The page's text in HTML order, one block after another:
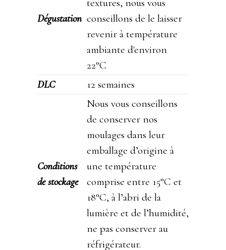
Dégustation
textures, nous vous
conseillons de le laisser
revenir à température
ambiante d'environ
22°C
DLC
12 semaines
Conditions
de stockage
Nous vous conseillons
de conserver nos
moulages dans leur
emballage d’origine à
une température
comprise entre 15°C et
18°C, à l’abri de la
lumière et de l’humidité,
ne pas conserver au
réfrigérateur.